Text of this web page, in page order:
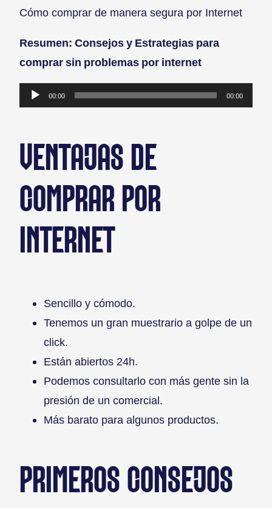
Cómo comprar de manera segura por Internet
Resumen: Consejos y Estrategias para
comprar sin problemas por internet
Reproductor
de
00:00 00:00
VENTAJAS DE
COMPRAR POR
INTERNET
Sencillo y cómodo.
Tenemos un gran muestrario a golpe de un
click.
Están abiertos 24h.
Podemos consultarlo con más gente sin la
presión de un comercial.
Más barato para algunos productos.
PRIMEROS CONSEJOS